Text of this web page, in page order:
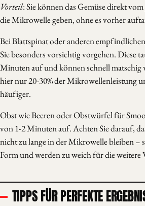
Vorteil: Sie können das Gemüse direkt
die Mikrowelle geben, ohne es vorher
Bei Blattspinat oder anderen
Sie besonders vorsichtig vorgehen. Diese
Minuten auf und können schnell matschig
hier nur 20-30% der Mikrowellenleistung
häufiger.
Obst wie Beeren oder Obstwürfel für
von 1-2 Minuten auf. Achten Sie darauf,
nicht zu lange in der Mikrowelle bleiben –
Form und werden zu weich für die weitere
TIPPS FÜR PERFEKTE